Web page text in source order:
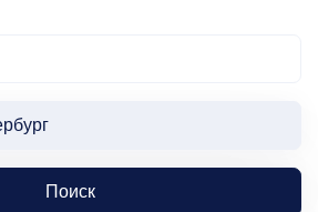
Поиск